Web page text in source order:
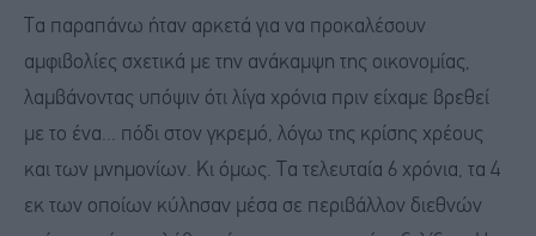
Τα παραπάνω ήταν αρκετά για να προκαλέσουν
αμφιβολίες σχετικά με την ανάκαμψη της οικονομίας,
λαμβάνοντας υπόψιν ότι λίγα χρόνια πριν είχαμε βρεθεί
με το ένα... πόδι στον γκρεμό, λόγω της κρίσης χρέους
και των μνημονίων. Κι όμως. Τα τελευταία 6 χρόνια, τα 4
εκ των οποίων κύλησαν μέσα σε περιβάλλον διεθνών